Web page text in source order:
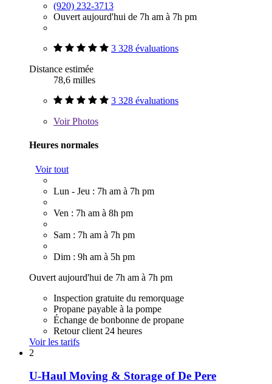
(920) 232-3713
Ouvert aujourd'hui de 7h am à 7h pm
3 328 évaluations
Distance estimée
78,6 milles
3 328 évaluations
VoirPhotos
Heures normales
Voir tout
Lun - Jeu : 7h am à 7h pm
Ven : 7h am à 8h pm
Sam : 7h am à 7h pm
Dim : 9h am à 5h pm
Ouvert aujourd'hui de 7h am à 7h pm
Inspection gratuite du remorquage
Propane payable à la pompe
Échange de bonbonne de propane
Retour client 24 heures
Voir les tarifs
2
U-Haul Moving & Storage of De Pere